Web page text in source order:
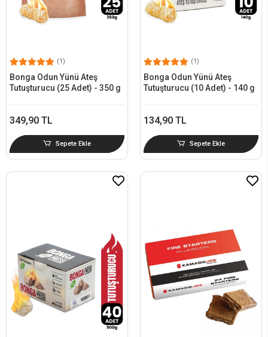
(1)
Bonga Odun Yünü Ateş
Tutuşturucu (25 Adet) - 350 g
349,90 TL
Sepete Ekle
(1)
Bonga Odun Yünü Ateş
Tutuşturucu (10 Adet) - 140 g
134,90 TL
Sepete Ekle